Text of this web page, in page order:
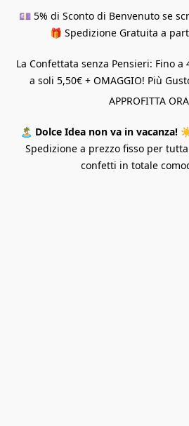
💷 5% di Sconto di Benvenuto se
🎁 Spedizione Gratuita a
La Confettata senza Pensieri: Fino a
a soli 5,50€ + OMAGGIO! Più
APPROFITTA ORA
🏝️ Dolce Idea non va in vacanza!
Spedizione a prezzo fisso per
confetti in totale